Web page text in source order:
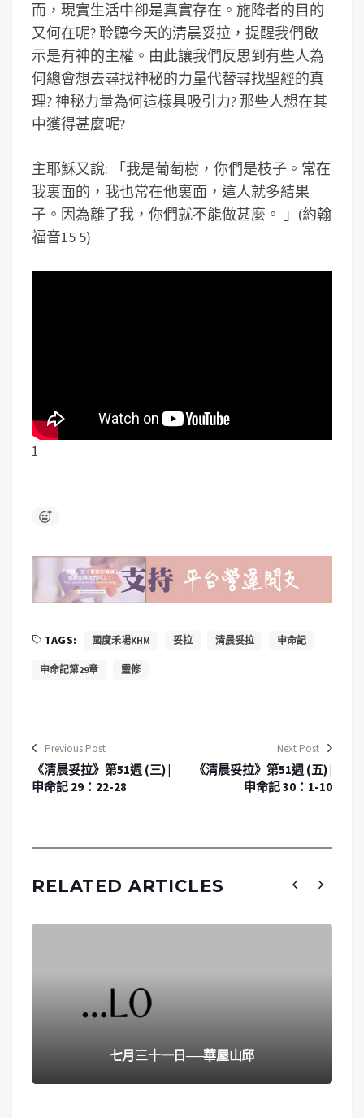
而，現實生活中卻是真實存在。施降者的目的
又何在呢? 聆聽今天的清晨妥拉，提醒我們啟
示是有神的主權。由此讓我們反思到有些人為
何總會想去尋找神秘的力量代替尋找聖經的真
理? 神秘力量為何這樣具吸引力? 那些人想在其
中獲得甚麼呢?
主耶穌又說: 「我是葡萄樹，你們是枝子。常在
我裏面的，我也常在他裏面，這人就多結果
子。因為離了我，你們就不能做甚麼。 」(約翰
福音15 5)
1
TAGS: 國度禾場KHM 妥拉 清晨妥拉 申命記
申命記第29章 靈修
Previous Post
《清晨妥拉》第51週 (三) |
申命記 29：22-28
Next Post
《清晨妥拉》第51週 (五) |
申命記 30：1-10
RELATED ARTICLES
七月三十一日──華屋山邱